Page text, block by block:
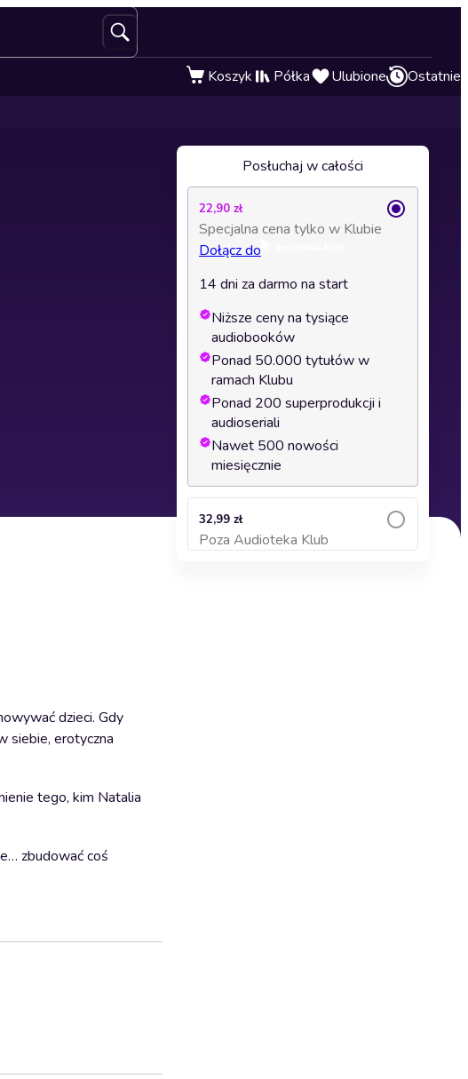
Koszyk Półka Ulubione Ostatnie
dzieci. Gdy
siebie, erotyczna
tego, kim Natalia
zbudować coś
Posłuchaj w całości
22,90 zł
Specjalna cena tylko w Klubie
Dołącz do
14 dni za darmo na start
Niższe ceny na tysiące
audiobooków
Ponad 50.000 tytułów w
ramach Klubu
Ponad 200 superprodukcji i
audioseriali
Nawet 500 nowości
miesięcznie
32,99 zł
Poza Audioteka Klub
Dodaj do koszyka